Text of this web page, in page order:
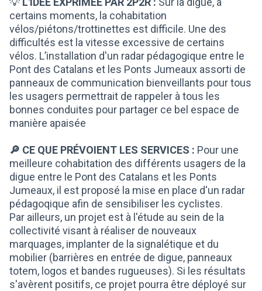
certains moments, la cohabitation
vélos/piétons/trottinettes est difficile. Une des
difficultés est la vitesse excessive de certains
vélos. L’installation d'un radar pédagogique entre le
Pont des Catalans et les Ponts Jumeaux assorti de
panneaux de communication bienveillants pour tous
les usagers permettrait de rappeler à tous les
bonnes conduites pour partager ce bel espace de
manière apaisée
🔎 CE QUE PRÉVOIENT LES SERVICES : Pour une
meilleure cohabitation des différents usagers de la
digue entre le Pont des Catalans et les Ponts
Jumeaux, il est proposé la mise en place d'un radar
pédagoqique afin de sensibiliser les cyclistes.
Par ailleurs, un projet est à l'étude au sein de la
collectivité visant à réaliser de nouveaux
marquages, implanter de la signalétique et du
mobilier (barrières en entrée de digue, panneaux
totem, logos et bandes rugueuses). Si les résultats
s'avèrent positifs, ce projet pourra être déployé sur